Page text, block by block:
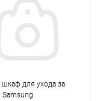
для ухода за